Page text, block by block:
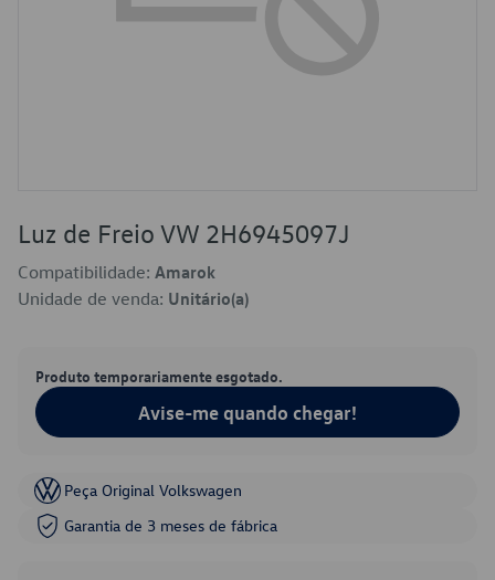
Luz de Freio VW 2H6945097J
Compatibilidade: Amarok
Unidade de venda: Unitário(a)
Produto temporariamente esgotado.
Avise-me quando chegar!
Peça Original Volkswagen
Garantia de 3 meses de fábrica